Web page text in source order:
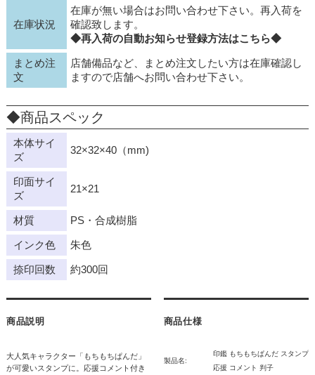
在庫状況
在庫が無い場合はお問い合わせ下さい。再入荷を
確認致します。
◆再入荷の自動お知らせ登録方法はこちら◆
まとめ注
文
店舗備品など、まとめ注文したい方は在庫確認し
ますので店舗へお問い合わせ下さい。
◆商品スペック
本体サイ
ズ
32×32×40（mm)
印面サイ
ズ
21×21
材質 PS・合成樹脂
インク色 朱色
捺印回数 約300回
商品説明
大人気キャラクター「もちもちぱんだ」
が可愛いスタンプに。応援コメント付き
商品仕様
製品名:
印鑑 もちもちぱんだ スタンプ
応援 コメント 判子